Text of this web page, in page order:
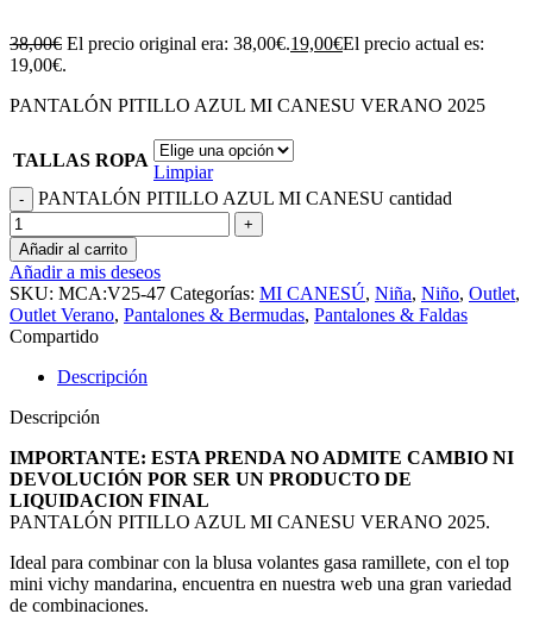
38,00€ El precio original era: 38,00€.19,00€El precio actual es:
19,00€.
PANTALÓN PITILLO AZUL MI CANESU VERANO 2025
TALLAS ROPA
Limpiar
PANTALÓN PITILLO AZUL MI CANESU cantidad
Añadir al carrito
Añadir a mis deseos
SKU: MCA:V25-47 Categorías: MI CANESÚ, Niña, Niño, Outlet,
Outlet Verano, Pantalones & Bermudas, Pantalones & Faldas
Compartido
Descripción
Descripción
IMPORTANTE: ESTA PRENDA NO ADMITE CAMBIO NI
DEVOLUCIÓN POR SER UN PRODUCTO DE
LIQUIDACION FINAL
PANTALÓN PITILLO AZUL MI CANESU VERANO 2025.
Ideal para combinar con la blusa volantes gasa ramillete, con el top
mini vichy mandarina, encuentra en nuestra web una gran variedad
de combinaciones.